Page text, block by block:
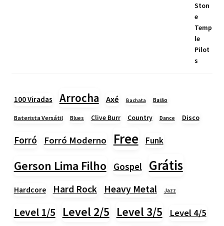
100 Viradas Arrocha Axé Bachata Baião
Baterista Versátil Blues Clive Burr Country Dance Disco
Forró Forró Moderno Free Funk
Gerson Lima Filho Gospel Grátis
Hardcore Hard Rock Heavy Metal Jazz
Level 1/5 Level 2/5 Level 3/5 Level 4/5